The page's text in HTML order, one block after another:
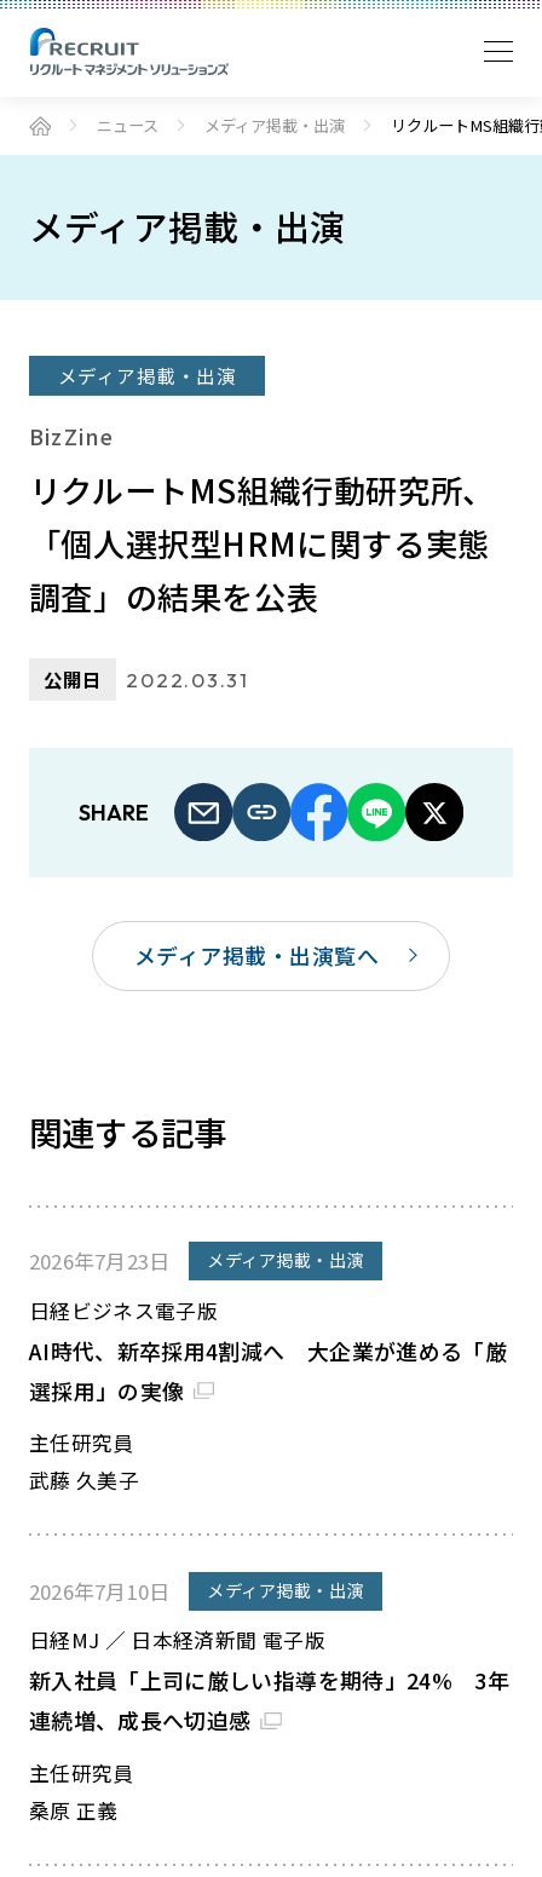
ニュース メディア掲載・出演 リクルートMS組織
メディア掲載・出演
メディア掲載・出演
BizZine
リクルートMS組織行動研究所、
「個人選択型HRMに関する実態
調査」の結果を公表
公開日 2022.03.31
SHARE
メディア掲載・出演覧へ
関連する記事
2026年7月23日 メディア掲載・出演
日経ビジネス電子版
AI時代、新卒採用4割減へ 大企業が進める「厳
選採用」の実像
主任研究員
武藤 久美子
2026年7月10日 メディア掲載・出演
日経MJ ／ 日本経済新聞 電子版
新入社員「上司に厳しい指導を期待」24% 3年
連続増、成長へ切迫感
主任研究員
桑原 正義